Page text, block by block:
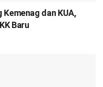
dan KUA,
Baru